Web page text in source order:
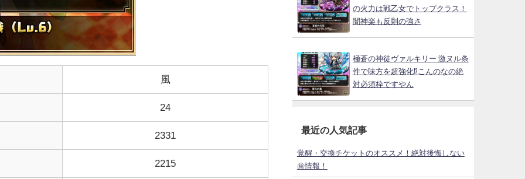
風
24
2331
2215
の火力は戦乙女でトップクラス！
闇神楽も反則の強さ
極蒼の神徒ヴァルキリー 激ヌル条
件で味方を超強化⁉こんのなの絶
対必須枠ですやん
最近の人気記事
覚醒・交換チケットのオススメ！絶対後悔しない
㊙情報！